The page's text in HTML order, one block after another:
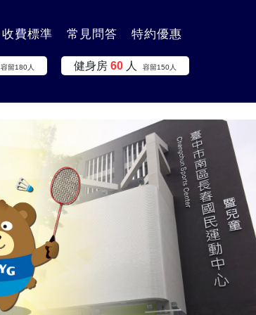
收費標準 常見問答 特約優惠
健身房 60 人 容留150人
容留180人